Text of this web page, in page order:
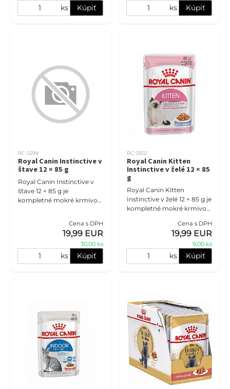
ks Kúpiť ks Kúpiť
RC 0298
Royal Canin Instinctive v
štave 12 × 85 g
Royal Canin Instinctive v
šťave 12 × 85 g je
kompletné mokré krmivo
rešpektujú prirodzené
Cena s DPH
19,99 EUR
30,00 ks
ks Kúpiť
RC 0302
Royal Canin Kitten
Instinctive v želé 12 × 85
g
Royal Canin Kitten
Instinctive v želé 12 × 85 g je
kompletné mokré krmivo
mesiacov. Jemné kúsky v
želé podporujú zdravý rast,
Cena s DPH
19,99 EUR
9,00 ks
ks Kúpiť